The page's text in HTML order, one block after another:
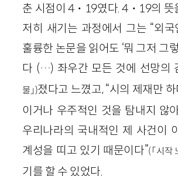
춘 시점이 4・19였다. 4・19의 뜻
저히 새기는 과정에서 그는 “외국
훌륭한 논문을 읽어도 ‘뭐 그저 그
다 (…) 좌우간 모든 것에 선망의
물」)졌다고 느꼈고, “시의 제재만
이거나 우주적인 것을 탐내지 않
우리나라의 국내적인 제 사건이
계성을 띠고 있기 때문이다”(「시작
기를 할 수 있었다.